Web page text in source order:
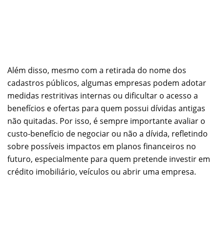
Além disso, mesmo com a retirada do nome dos
cadastros públicos, algumas empresas podem adotar
medidas restritivas internas ou dificultar o acesso a
benefícios e ofertas para quem possui dívidas antigas
não quitadas. Por isso, é sempre importante avaliar o
custo-benefício de negociar ou não a dívida, refletindo
sobre possíveis impactos em planos financeiros no
futuro, especialmente para quem pretende investir em
crédito imobiliário, veículos ou abrir uma empresa.